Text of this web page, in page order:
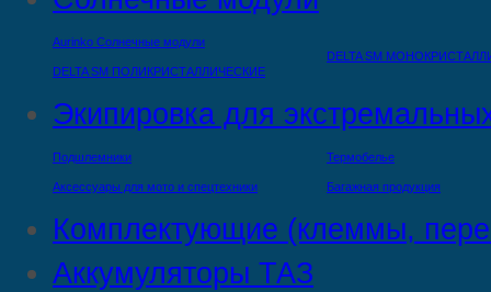
Aurinko Солнечные модули
DELTA SM ПОЛИКРИСТАЛЛИЧЕСКИЕ
DELTA SM
Экипировка для
Подшлемники
Аксессуары для мото и спецтехники
Термобелье
Багажная продукция
Комплектующие (клеммы,
Аккумуляторы ТАЗ